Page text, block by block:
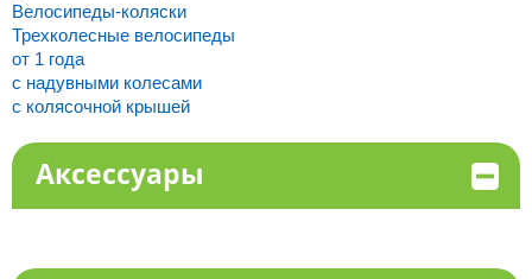
Велосипеды-коляски
Трехколесные велосипеды
от 1 года
с надувными колесами
с колясочной крышей
Аксессуары